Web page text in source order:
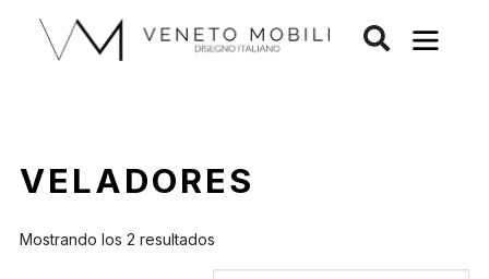
contenido
VELADORES
Mostrando los 2 resultados